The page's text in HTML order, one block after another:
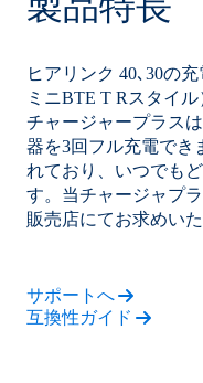
ヒアリンク 40､30の
ミニBTE T Rスタイ
チャージャープラス
器を3回フル充電でき
れており、いつでも
す。当チャージャプ
販売店にてお求めいた
サポートへ
互換性ガイド